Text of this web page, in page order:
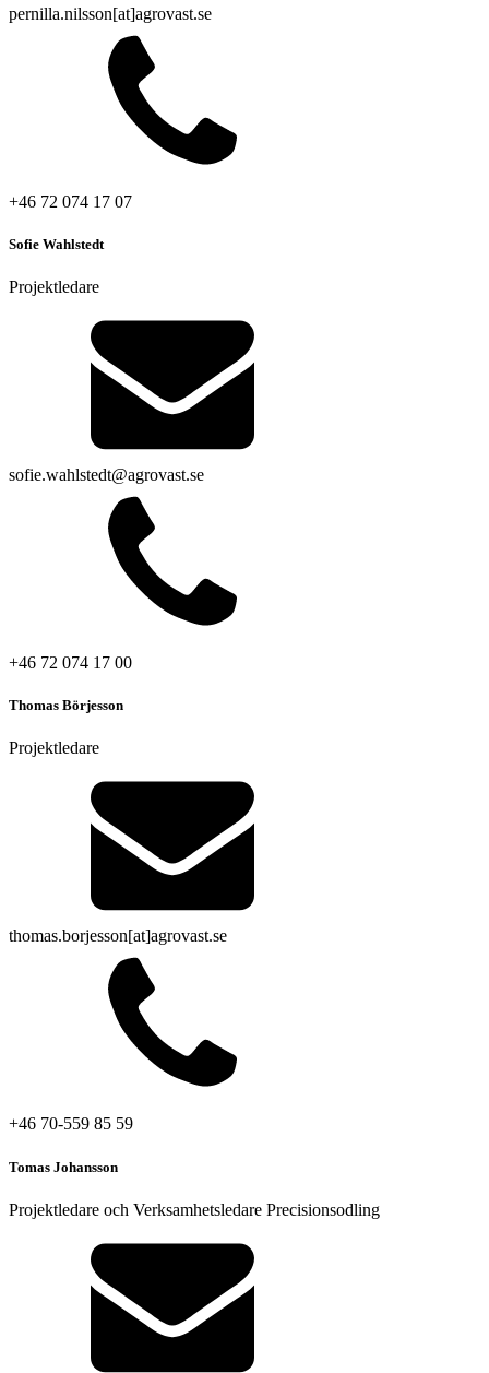
pernilla.nilsson[at]agrovast.se
+46 72 074 17 07
Sofie Wahlstedt
Projektledare
sofie.wahlstedt@agrovast.se
+46 72 074 17 00
Thomas Börjesson
Projektledare
thomas.borjesson[at]agrovast.se
+46 70-559 85 59
Tomas Johansson
Projektledare och Verksamhetsledare Precisionsodling